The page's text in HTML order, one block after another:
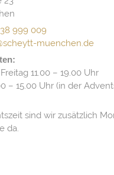
999 009
muenchen.de
11.00 – 19.00 Uhr
– 15.00 Uhr (in der
sind wir zusätzlich
da.